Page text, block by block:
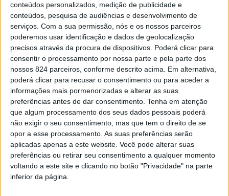
conteúdos personalizados, medição de publicidade e
conteúdos, pesquisa de audiências e desenvolvimento de
serviços. Com a sua permissão, nós e os nossos parceiros
poderemos usar identificação e dados de geolocalização
precisos através da procura de dispositivos. Poderá clicar para
consentir o processamento por nossa parte e pela parte dos
nossos 824 parceiros, conforme descrito acima. Em alternativa,
poderá clicar para recusar o consentimento ou para aceder a
informações mais pormenorizadas e alterar as suas
preferências antes de dar consentimento. Tenha em atenção
que algum processamento dos seus dados pessoais poderá
não exigir o seu consentimento, mas que tem o direito de se
opor a esse processamento. As suas preferências serão
aplicadas apenas a este website. Você pode alterar suas
preferências ou retirar seu consentimento a qualquer momento
voltando a este site e clicando no botão "Privacidade" na parte
inferior da página.
Azemeis.net
25 de Maio de 2023, 13:09